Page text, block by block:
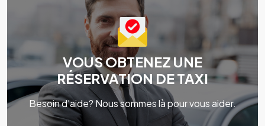
VOUS OBTENEZ UNE
RÉSERVATION DE TAXI
Besoin d'aide? Nous sommes là pour vous aider.